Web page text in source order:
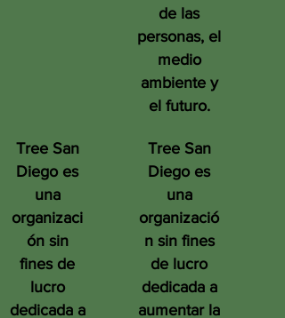
Tree San
Diego es
una
organizaci
ón sin
fines de
lucro
dedicada a
de las
personas, el
medio
ambiente y
el futuro.
Tree San
Diego es
una
organizació
n sin fines
de lucro
dedicada a
aumentar la